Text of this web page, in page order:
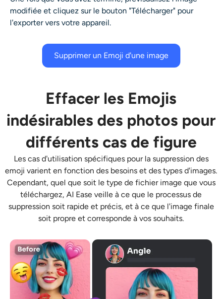
modifiée et cliquez sur le bouton "Télécharger" pour
l'exporter vers votre appareil.
Supprimer un Emoji d'une image
Effacer les Emojis
indésirables des photos pour
différents cas de figure
Les cas d'utilisation spécifiques pour la suppression des
emoji varient en fonction des besoins et des types d'images.
Cependant, quel que soit le type de fichier image que vous
téléchargez, AI Ease veille à ce que le processus de
suppression soit rapide et précis, et à ce que l'image finale
soit propre et corresponde à vos souhaits.